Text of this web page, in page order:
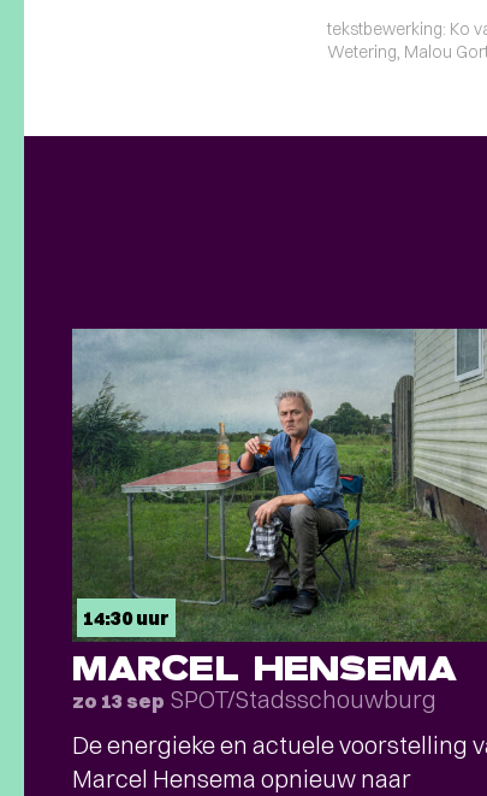
tekstbewerking: Ko
Wetering, Malou
14:30 uur
MARCEL HENSEMA
zo 13 sep SPOT/Stadsschouwburg
De energieke en actuele voorstelling
Marcel Hensema opnieuw naar